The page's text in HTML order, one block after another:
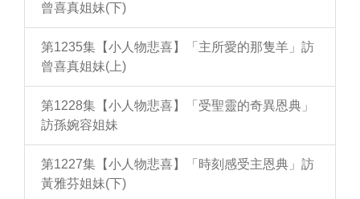
曾喜真姐妹(下)
第1235集【小人物悲喜】「主所愛的那隻羊」訪
曾喜真姐妹(上)
第1228集【小人物悲喜】「受聖靈的奇異恩典」
訪孫婉容姐妹
第1227集【小人物悲喜】「時刻感受主恩典」訪
黃雅芬姐妹(下)